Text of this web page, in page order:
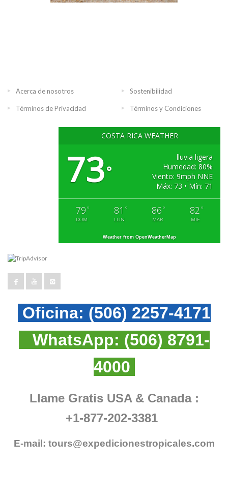
Acerca de nosotros Sostenibilidad
Términos de Privacidad Términos y Condiciones
COSTA RICA WEATHER
73°
lluvia ligera
Humedad: 80%
Viento: 9mph NNE
Máx: 73 • Mín: 71
79 °
DOM
81 °
LUN
86 °
MAR
82 °
MIE
Weather from OpenWeatherMap
Oficina: (506) 2257-4171
WhatsApp: (506) 8791-
4000
Llame Gratis USA & Canada :
+1-877-202-3381
E-mail: tours@expedicionestropicales.com